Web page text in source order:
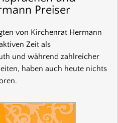
Preiser
von Kirchenrat Hermann
Zeit als
und während zahlreicher
haben auch heute nichts